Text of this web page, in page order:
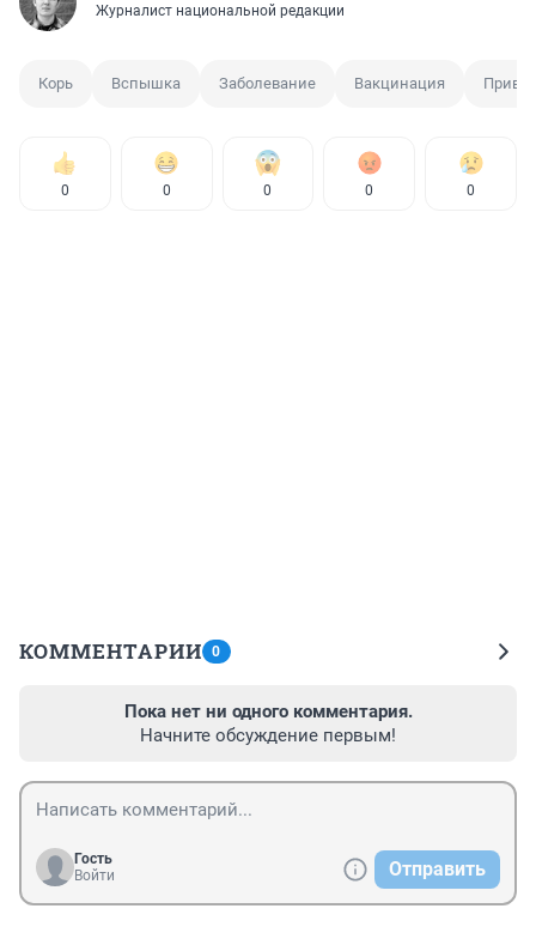
Журналист национальной редакции
Корь Вспышка Заболевание Вакцинация
0 0 0 0 0
КОММЕНТАРИИ 0
Пока нет ни одного комментария.
Начните обсуждение первым!
Гость
Войти
Отправить